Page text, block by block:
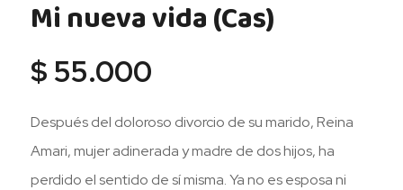
Mi nueva vida (Cas)
$ 55.000
Después del doloroso divorcio de su marido, Reina
Amari, mujer adinerada y madre de dos hijos, ha
perdido el sentido de sí misma. Ya no es esposa ni